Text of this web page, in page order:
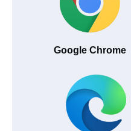
Google Chrome